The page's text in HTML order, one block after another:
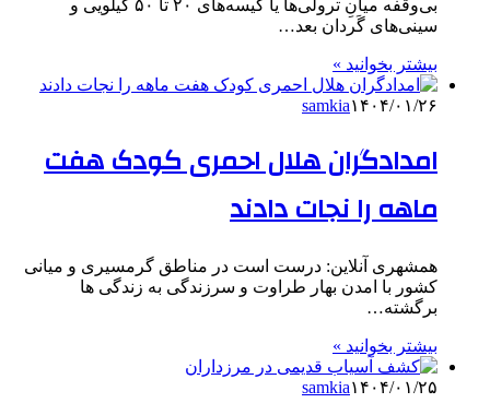
بی‌وقفه میانِ ترولی‌ها یا کیسه‌های ۲۰ تا ۵۰ کیلویی و
سینی‌های گَردان بعد…
بیشتر بخوانید »
samkia۱۴۰۴/۰۱/۲۶
امدادگران هلال احمری کودک هفت
ماهه را نجات دادند
همشهری آنلاین: درست است در مناطق گرمسیری و میانی
کشور با امدن بهار طراوت و سرزندگی به زندگی ها
برگشته…
بیشتر بخوانید »
samkia۱۴۰۴/۰۱/۲۵